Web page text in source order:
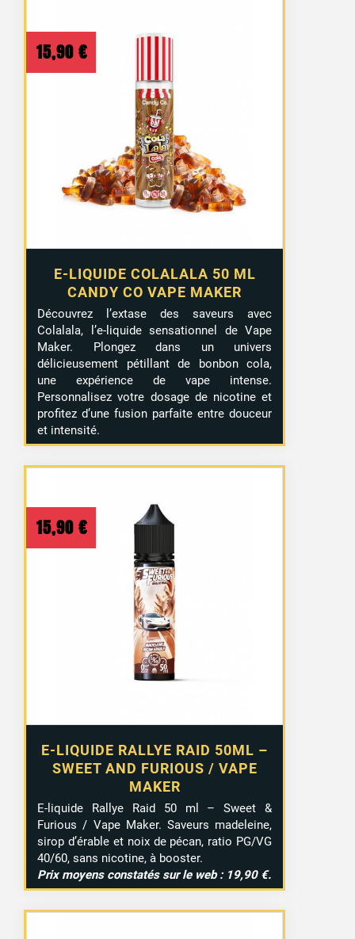
E-LIQUIDE COLALALA 50 ML
CANDY CO VAPE MAKER
15,90 €
Découvrez l’extase des saveurs avec
Colalala, l’e-liquide sensationnel de Vape
Maker. Plongez dans un univers
délicieusement pétillant de bonbon cola,
une expérience de vape intense.
Personnalisez votre dosage de nicotine et
profitez d’une fusion parfaite entre douceur
et intensité.
E-LIQUIDE RALLYE RAID 50ML –
SWEET AND FURIOUS / VAPE
MAKER
15,90 €
E-liquide Rallye Raid 50 ml – Sweet &
Furious / Vape Maker. Saveurs madeleine,
sirop d’érable et noix de pécan, ratio PG/VG
40/60, sans nicotine, à booster.
Prix moyens constatés sur le web : 19,90 €.